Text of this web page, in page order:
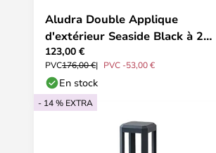
Aludra Double Applique
d'extérieur Seaside Black à 2
lampes - Nordlux
123,00 €
PVC176,00 € PVC -53,00 €
En stock
- 14 % EXTRA